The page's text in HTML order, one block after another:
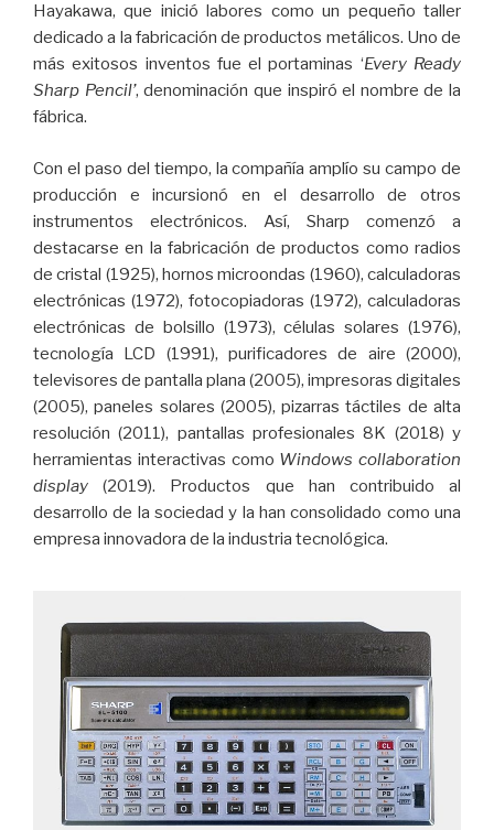
Hayakawa, que inició labores como un pequeño taller
dedicado a la fabricación de productos metálicos. Uno de
más exitosos inventos fue el portaminas ‘Every Ready
Sharp Pencil’, denominación que inspiró el nombre de la
fábrica.
Con el paso del tiempo, la compañía amplío su campo de
producción e incursionó en el desarrollo de otros
instrumentos electrónicos. Así, Sharp comenzó a
destacarse en la fabricación de productos como radios
de cristal (1925), hornos microondas (1960), calculadoras
electrónicas (1972), fotocopiadoras (1972), calculadoras
electrónicas de bolsillo (1973), células solares (1976),
tecnología LCD (1991), purificadores de aire (2000),
televisores de pantalla plana (2005), impresoras digitales
(2005), paneles solares (2005), pizarras táctiles de alta
resolución (2011), pantallas profesionales 8K (2018) y
herramientas interactivas como Windows collaboration
display (2019). Productos que han contribuido al
desarrollo de la sociedad y la han consolidado como una
empresa innovadora de la industria tecnológica.